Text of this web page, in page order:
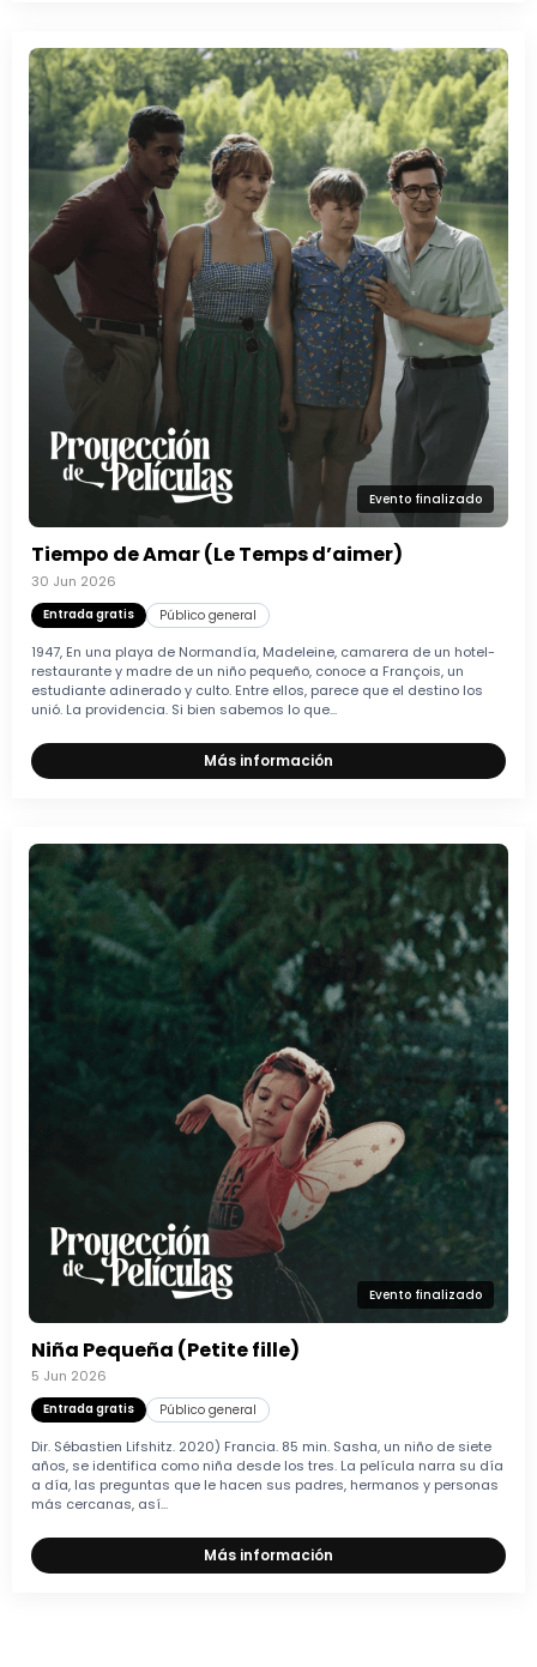
Evento finalizado
Tiempo de Amar (Le Temps d’aimer)
30 Jun 2026
Entrada gratis Público general
1947, En una playa de Normandía, Madeleine, camarera de un hotel-
restaurante y madre de un niño pequeño, conoce a François, un
estudiante adinerado y culto. Entre ellos, parece que el destino los
unió. La providencia. Si bien sabemos lo que...
Más información
Evento finalizado
Niña Pequeña (Petite fille)
5 Jun 2026
Entrada gratis Público general
Dir. Sébastien Lifshitz. 2020) Francia. 85 min. Sasha, un niño de siete
años, se identifica como niña desde los tres. La película narra su día
a día, las preguntas que le hacen sus padres, hermanos y personas
más cercanas, así...
Más información